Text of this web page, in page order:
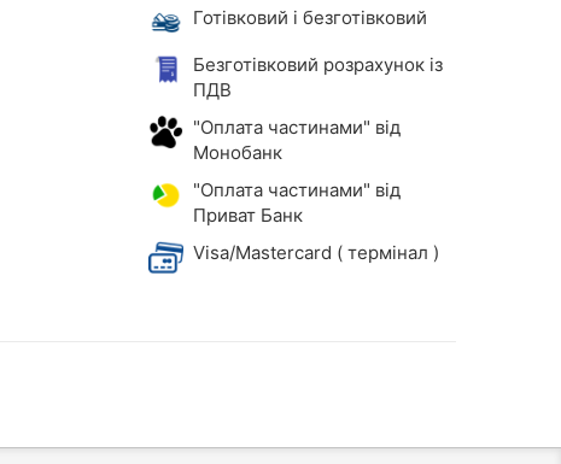
Готівковий і безготівковий
Безготівковий розрахунок із
ПДВ
"Оплата частинами" від
Монобанк
"Оплата частинами" від
Приват Банк
Visa/Mastercard ( термінал )